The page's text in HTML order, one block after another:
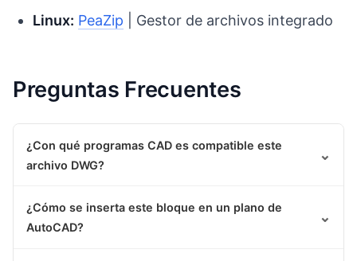
Linux: PeaZip | Gestor de archivos integrado
Preguntas Frecuentes
¿Con qué programas CAD es compatible este
archivo DWG?
⌄
¿Cómo se inserta este bloque en un plano de
AutoCAD?
⌄